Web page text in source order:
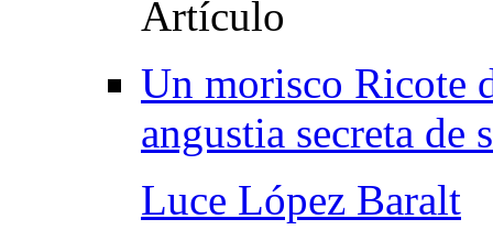
Un morisco Ricote
angustia secreta
Luce López Baralt